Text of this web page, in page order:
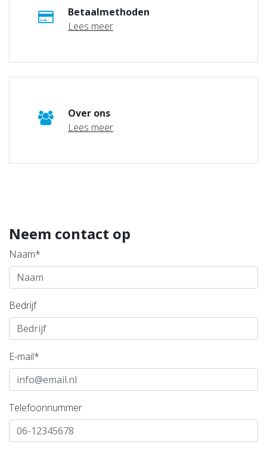
Betaalmethoden
Lees meer
Over ons
Lees meer
Neem contact op
Naam*
Bedrijf
E-mail*
Telefoonnummer